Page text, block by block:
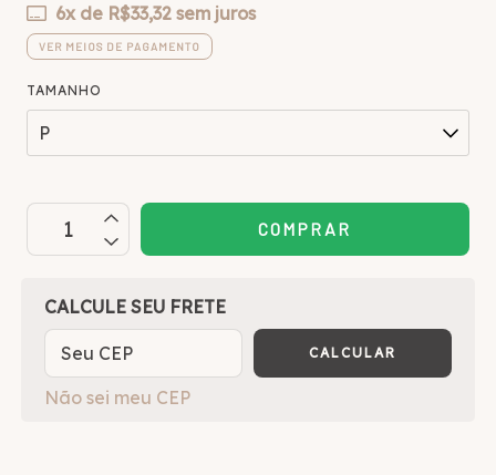
6x de R$33,32 sem juros
VER MEIOS DE PAGAMENTO
TAMANHO
OPÇÕES DE FRETE
CALCULE SEU FRETE
CALCULAR
Não sei meu CEP